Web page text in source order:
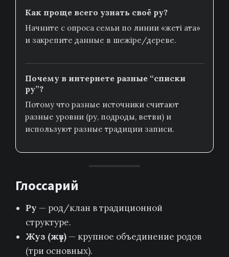
Как проще всего узнать своё ру?
Начните с опроса семьи по линии «жеті ата»
и закрепите данные в шежіре/дереве.
Почему в интернете разные “списки
ру”?
Потому что разные источники считают
разные уровни (ру, подроды, ветви) и
используют разные традиции записи.
Глоссарий
Ру — род/клан в традиционной
структуре.
Жуз (жүз) — крупное объединение родов
(три основных).